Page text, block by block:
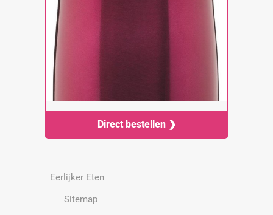
Direct bestellen ❯
Eerlijker Eten
Sitemap